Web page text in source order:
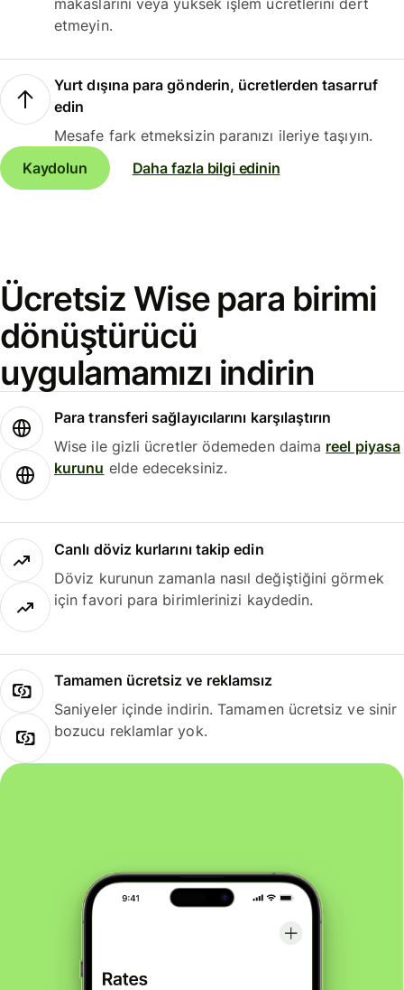
makaslarını veya yüksek işlem ücretlerini dert
etmeyin.
Yurt dışına para gönderin, ücretlerden tasarruf
edin
Mesafe fark etmeksizin paranızı ileriye taşıyın.
Kaydolun
Daha fazla bilgi edinin
Ücretsiz Wise para birimi
dönüştürücü
uygulamamızı indirin
Para transferi sağlayıcılarını karşılaştırın
Wise ile gizli ücretler ödemeden daima reel piyasa
kurunu elde edeceksiniz.
Canlı döviz kurlarını takip edin
Döviz kurunun zamanla nasıl değiştiğini görmek
için favori para birimlerinizi kaydedin.
Tamamen ücretsiz ve reklamsız
Saniyeler içinde indirin. Tamamen ücretsiz ve sinir
bozucu reklamlar yok.